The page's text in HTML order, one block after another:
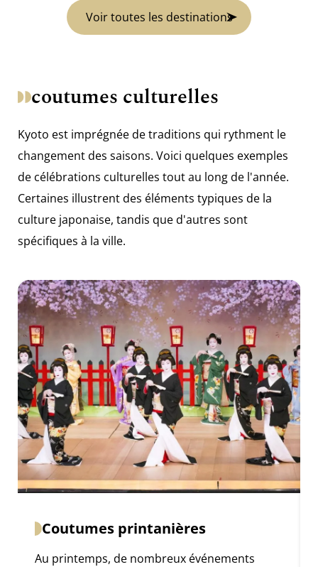
Voir toutes les destinations
coutumes culturelles
Kyoto est imprégnée de traditions qui rythment le
changement des saisons. Voici quelques exemples
de célébrations culturelles tout au long de l'année.
Certaines illustrent des éléments typiques de la
culture japonaise, tandis que d'autres sont
spécifiques à la ville.
Coutumes printanières
Au printemps, de nombreux événements